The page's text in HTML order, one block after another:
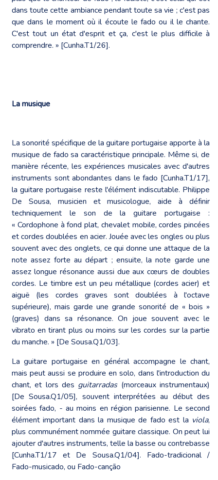
dans toute cette ambiance pendant toute sa vie ; c'est pas
que dans le moment où il écoute le fado ou il le chante.
C'est tout un état d'esprit et ça, c'est le plus difficile à
comprendre. » [Cunha.T1/26].
La musique
La sonorité spécifique de la guitare portugaise apporte à la
musique de fado sa caractéristique principale. Même si, de
manière récente, les expériences musicales avec d'autres
instruments sont abondantes dans le fado [Cunha.T1/17],
la guitare portugaise reste l'élément indiscutable. Philippe
De Sousa, musicien et musicologue, aide à définir
techniquement le son de la guitare portugaise :
« Cordophone à fond plat, chevalet mobile, cordes pincées
et cordes doublées en acier. Jouée avec les ongles ou plus
souvent avec des onglets, ce qui donne une attaque de la
note assez forte au départ ; ensuite, la note garde une
assez longue résonance aussi due aux cœurs de doubles
cordes. Le timbre est un peu métallique (cordes acier) et
aiguë (les cordes graves sont doublées à l'octave
supérieure), mais garde une grande sonorité de « bois »
(graves) dans sa résonance. On joue souvent avec le
vibrato en tirant plus ou moins sur les cordes sur la partie
du manche. » [De Sousa.Q1/03].
La guitare portugaise en général accompagne le chant,
mais peut aussi se produire en solo, dans l'introduction du
chant, et lors des guitarradas(morceaux instrumentaux)
[De Sousa.Q1/05], souvent interprétées au début des
soirées fado, - au moins en région parisienne. Le second
élément important dans la musique de fado est la viola,
plus communément nommée guitare classique. On peut lui
ajouter d'autres instruments, telle la basse ou contrebasse
[Cunha.T1/17 et De Sousa.Q1/04]. Fado-tradicional /
Fado-musicado, ou Fado-canção